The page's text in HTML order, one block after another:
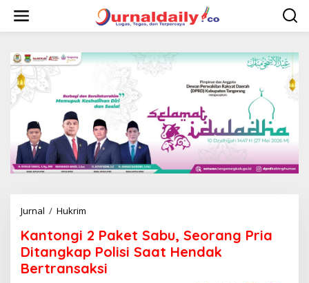
w
Jurnal / Hukrim
n
t
o
n
Kantongi 2 Paket Sabu, Seorang Pria
Ditangkap Polisi Saat Hendak
Bertransaksi